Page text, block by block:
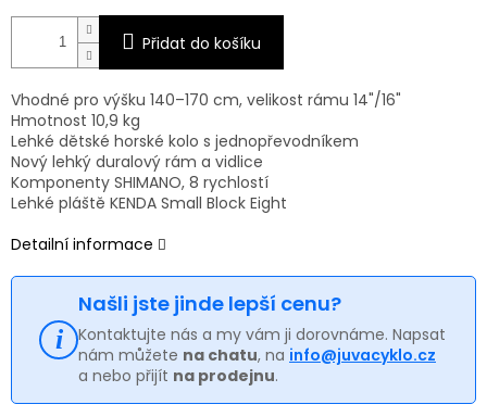
Přidat do košíku
Vhodné pro výšku 140–170 cm, velikost rámu 14"/16"
Hmotnost 10,9 kg
Lehké dětské horské kolo s jednopřevodníkem
Nový lehký duralový rám a vidlice
Komponenty SHIMANO, 8 rychlostí
Lehké pláště KENDA Small Block Eight
Detailní informace
Našli jste jinde lepší cenu?
Kontaktujte nás a my vám ji dorovnáme. Napsat
nám můžete na chatu, na info@juvacyklo.cz
a nebo přijít na prodejnu.